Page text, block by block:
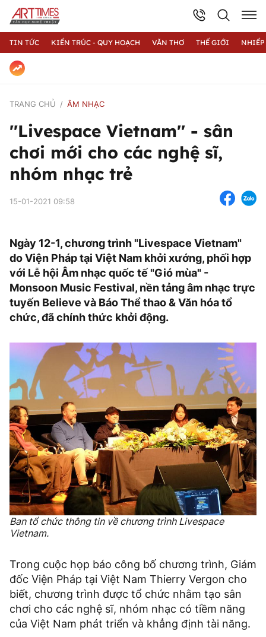
TIN TỨC KIẾN TRÚC - QUY HOẠCH VĂN THƠ THẾ GIỚI
TRANG CHỦ ÂM NHẠC
''Livespace Vietnam'' - sân
chơi mới cho các nghệ sĩ,
nhóm nhạc trẻ
15-01-2021 09:58
Ngày 12-1, chương trình "Livespace Vietnam"
do Viện Pháp tại Việt Nam khởi xướng, phối hợp
với Lễ hội Âm nhạc quốc tế "Gió mùa" -
Monsoon Music Festival, nền tảng âm nhạc trực
tuyến Believe và Báo Thể thao & Văn hóa tổ
chức, đã chính thức khởi động.
Ban tổ chức thông tin về chương trình Livespace
Vietnam.
Trong cuộc họp báo công bố chương trình, Giám
đốc Viện Pháp tại Việt Nam Thierry Vergon cho
biết, chương trình được tổ chức nhằm tạo sân
chơi cho các nghệ sĩ, nhóm nhạc có tiềm năng
của Việt Nam phát triển và khẳng định tài năng.